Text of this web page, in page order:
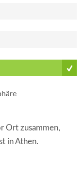
Ort zusammen,
in Athen.